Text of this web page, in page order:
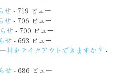
せ - 719 ビュー
せ - 706 ビュー
せ - 700 ビュー
せ - 693 ビュー
丼をテイクアウトできますか？ -
せ - 686 ビュー